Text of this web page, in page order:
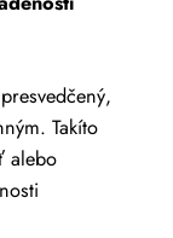
Takíto
alebo